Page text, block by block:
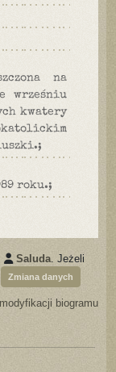
na
wrześniu
kwatery
roku.;
Saluda. Jeżeli
Zmiana danych
biogramu